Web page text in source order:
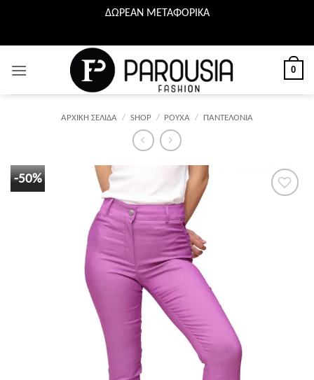
ΔΩΡΕΑΝ ΜΕΤΑΦΟΡΙΚΑ
στο
περιεχόμενο
0
ΑΡΧΙΚΉ ΣΕΛΊΔΑ / SHOP / ΡΟΥΧΑ / ΠΑΝΤΕΛΟΝΙΑ
-50%